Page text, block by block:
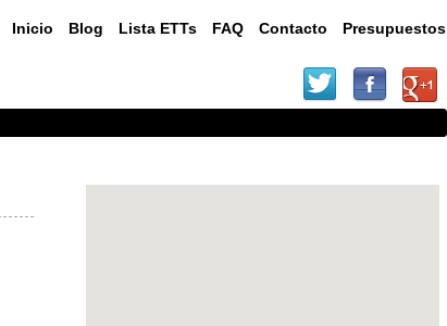
Inicio Blog Lista ETTs FAQ Contacto Presupuestos